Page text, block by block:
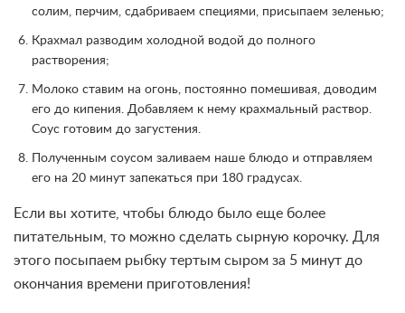
солим, перчим, сдабриваем специями, присыпаем зеленью;
Крахмал разводим холодной водой до полного
растворения;
Молоко ставим на огонь, постоянно помешивая, доводим
его до кипения. Добавляем к нему крахмальный раствор.
Соус готовим до загустения.
Полученным соусом заливаем наше блюдо и отправляем
его на 20 минут запекаться при 180 градусах.
Если вы хотите, чтобы блюдо было еще более
питательным, то можно сделать сырную корочку. Для
этого посыпаем рыбку тертым сыром за 5 минут до
окончания времени приготовления!